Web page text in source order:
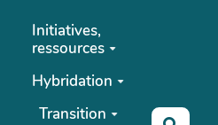
Initiatives,
ressources
Hybridation
Transition